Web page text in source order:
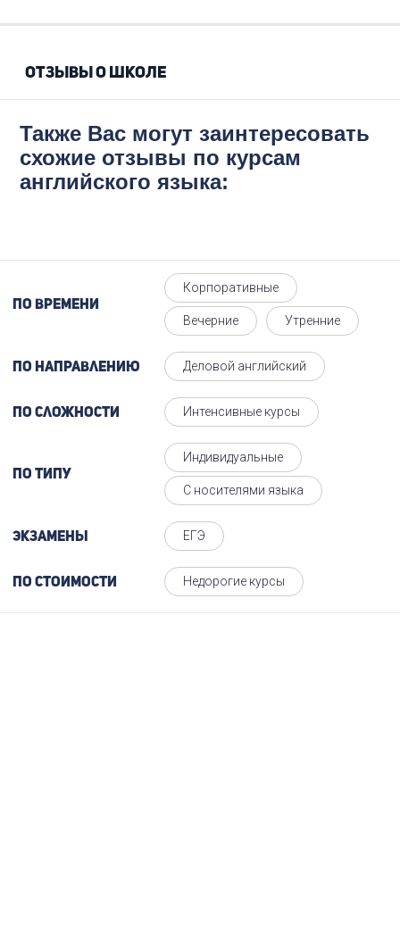
ОТЗЫВЫ О ШКОЛЕ
Также Вас могут заинтересовать
схожие отзывы по курсам
английского языка:
По времени
Корпоративные
Вечерние Утренние
По направлению Деловой английский
По сложности Интенсивные курсы
По типу
Индивидуальные
С носителями языка
Экзамены ЕГЭ
По стоимости Недорогие курсы